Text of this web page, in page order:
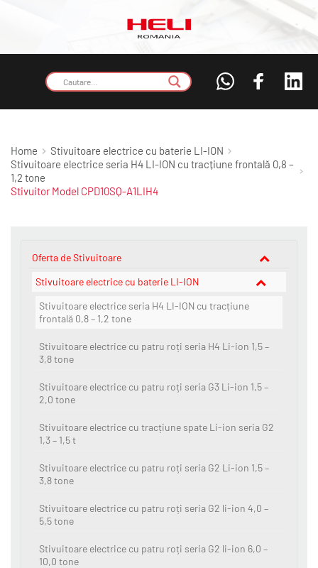
Home
Stivuitoare electrice cu baterie LI-ION
Stivuitoare electrice seria H4 LI-ION cu tracțiune frontală 0,8 –
1,2 tone
Stivuitor Model CPD10SQ-A1LIH4
Oferta de Stivuitoare
Stivuitoare electrice cu baterie LI-ION
Stivuitoare electrice seria H4 LI-ION cu tracțiune
frontală 0,8 – 1,2 tone
Stivuitoare electrice cu patru roți seria H4 Li-ion 1,5 –
3,8 tone
Stivuitoare electrice cu patru roți seria G3 Li-ion 1,5 –
2,0 tone
Stivuitoare electrice cu tracțiune spate Li-ion seria G2
1,3 – 1,5 t
Stivuitoare electrice cu patru roți seria G2 Li-ion 1,5 –
3,8 tone
Stivuitoare electrice cu patru roți seria G2 li-ion 4,0 –
5,5 tone
Stivuitoare electrice cu patru roți seria G2 li-ion 6,0 –
10,0 tone